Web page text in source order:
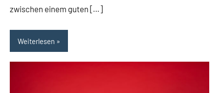
zwischen einem guten […]
Weiterlesen